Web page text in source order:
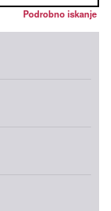
Podrobno iskanje